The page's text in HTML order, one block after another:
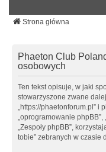
Strona główna
Phaeton Club
osobowych
Ten tekst opisuje, w jaki
stowarzyszone zwane dalej
„https://phaetonforum.pl” i
„oprogramowanie phpBB”,
„Zespoły phpBB”,
tobie” zebranych w czasie